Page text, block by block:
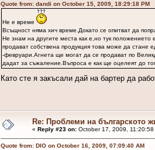
Quote from: dandi on October 15, 2009, 18:29:18 PM
Не е време
Всъщност няма хич време.Докато се опитват да
Не знам на другите места как е,но тук
продават собствена продукция това може да стане
-февруари.Агнета ще могат да се продават по
дадат за съжаление.Въпроса е как ще оцелеят до
Като сте я закъсали дай на бартер да
Re: Проблеми на българското
« Reply #23 on:October 17, 2009, 11:20:58
Quote from: DIO on October 16, 2009, 07:09:40 AM